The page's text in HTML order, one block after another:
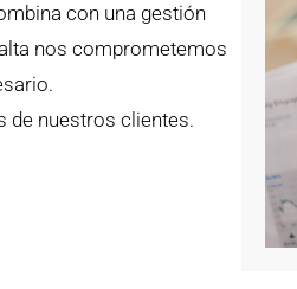
con una gestión
nos comprometemos
de nuestros clientes.